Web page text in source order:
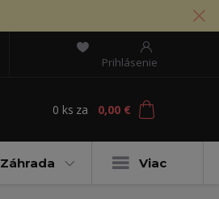
Prihlásenie
0 ks za 0,00 €
Záhrada Viac